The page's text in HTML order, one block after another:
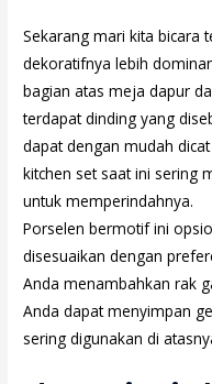
Sekarang mari kita bicara
dekoratifnya lebih
bagian atas meja dapur
terdapat dinding yang
dapat dengan mudah
kitchen set saat ini sering
untuk memperindahnya.
Porselen bermotif ini
disesuaikan dengan
Anda menambahkan rak
Anda dapat menyimpan
sering digunakan di